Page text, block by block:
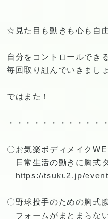
☆見た目も動きも心も自
自分をコントロールでき
毎回取り組んでいきまし
ではまた！
・・・・・・・・・・・
〇お気楽ボディメイク
日常生活の動きに胸式
https://tsuku2.jp/
〇野球投手のための胸式
フォームがまとまらな